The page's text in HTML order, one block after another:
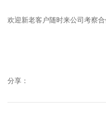
欢迎新老客户随时来公司考察合
分享：